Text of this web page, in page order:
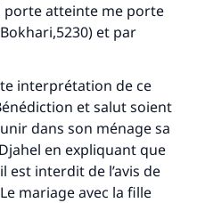
porte atteinte me porte
et par
interprétation de ce
et salut soient
dans son ménage sa
en expliquant que
est interdit de l’avis de
mariage avec la fille